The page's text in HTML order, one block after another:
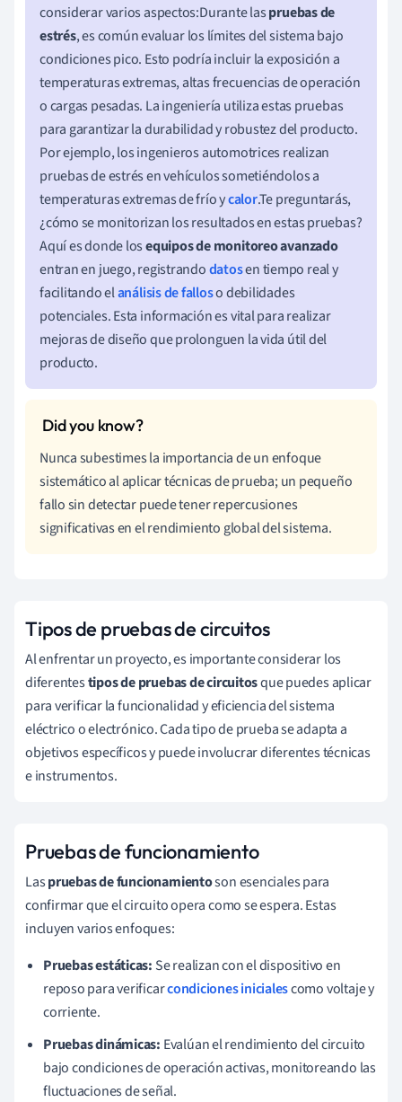
considerar varios aspectos:Durante laspruebas de
estrés, es común evaluar los límites del sistema bajo
condiciones pico. Esto podría incluir la exposición a
temperaturas extremas, altas frecuencias de operación
o cargas pesadas. La ingeniería utiliza estas pruebas
para garantizar la durabilidad y robustez del producto.
Por ejemplo, los ingenieros automotrices realizan
pruebas de estrés en vehículos sometiéndolos a
temperaturas extremas de frío ycalor.Te preguntarás,
¿cómo se monitorizan los resultados en estas pruebas?
Aquí es donde losequipos de monitoreo avanzado
entran en juego, registrandodatosen tiempo real y
facilitando elanálisis de falloso debilidades
potenciales. Esta información es vital para realizar
mejoras de diseño que prolonguen la vida útil del
producto.
Nunca subestimes la importancia de un enfoque
sistemático al aplicar técnicas de prueba; un pequeño
fallo sin detectar puede tener repercusiones
significativas en el rendimiento global del sistema.
Tipos de pruebas de circuitos
Al enfrentar un proyecto, es importante considerar los
diferentestipos de pruebas de circuitosque puedes aplicar
para verificar la funcionalidad y eficiencia del sistema
eléctrico o electrónico. Cada tipo de prueba se adapta a
objetivos específicos y puede involucrar diferentes técnicas
e instrumentos.
Pruebas de funcionamiento
Laspruebas de funcionamientoson esenciales para
confirmar que el circuito opera como se espera. Estas
incluyen varios enfoques:
Pruebas estáticas: Se realizan con el dispositivo en
reposo para verificarcondiciones inicialescomo voltaje y
corriente.
Pruebas dinámicas: Evalúan el rendimiento del circuito
bajo condiciones de operación activas, monitoreando las
fluctuaciones de señal.